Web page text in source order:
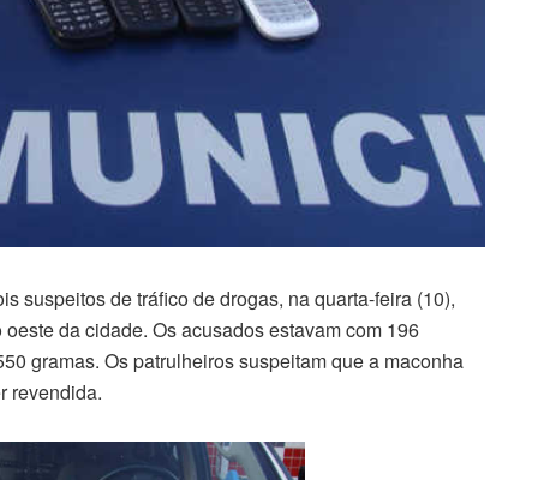
suspeitos de tráfico de drogas, na quarta-feira (10),
da cidade. Os acusados estavam com 196
gramas. Os patrulheiros suspeitam que a maconha
revendida.